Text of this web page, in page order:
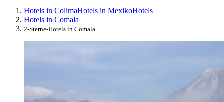
Hotels in ColimaHotels in MexikoHotels
Hotels in Comala
2-Sterne-Hotels in Comala